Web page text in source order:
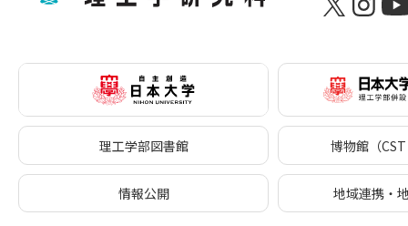
理工学部図書館 博物館（
情報公開 地域連携・